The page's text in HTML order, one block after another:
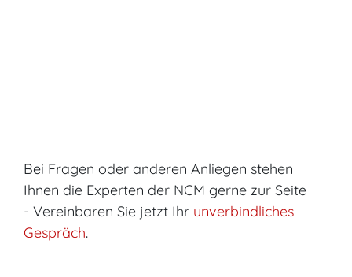
Bei Fragen oder anderen Anliegen stehen
Ihnen die Experten der NCM gerne zur Seite
- Vereinbaren Sie jetzt Ihr unverbindliches
Gespräch.